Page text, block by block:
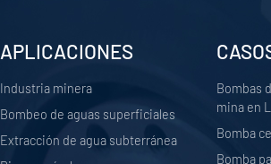
APLICACIONES
Industria minera
Bombeo de aguas superficiales
Extracción de agua subterránea
Bombas
mina en
Bomba
Bomba